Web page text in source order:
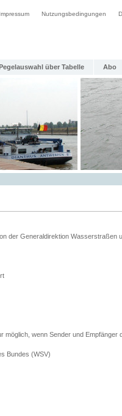
Impressum Nutzungsbedingungen
über Tabelle Abo
der Generaldirektion Wasserstraßen
möglich, wenn Sender und Empfänger
Bundes (WSV)